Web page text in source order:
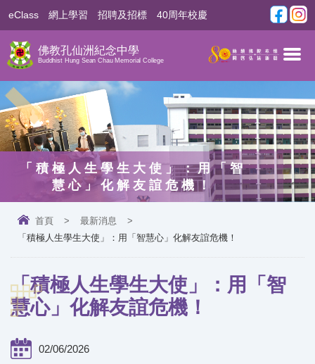
佛教孔仙洲紀念中學
Buddhist Hung Sean Chau Memorial College
eClass 網上學習 招聘及招標 40周年校慶
「積極人生學生大使」：用「智
慧心」化解友誼危機！
首頁 > 最新消息
>
「積極人生學生大使」：用「智慧心」化解友誼危機！
「積極人生學生大使」：用「智
慧心」化解友誼危機！
02/06/2026